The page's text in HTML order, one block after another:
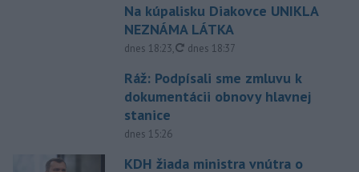
Na kúpalisku Diakovce UNIKLA
NEZNÁMA LÁTKA
dnes 18:23, aktualizované
dnes 18:37
Ráž: Podpísali sme zmluvu k
dokumentácii obnovy hlavnej
stanice
dnes 15:26
KDH žiada ministra vnútra o